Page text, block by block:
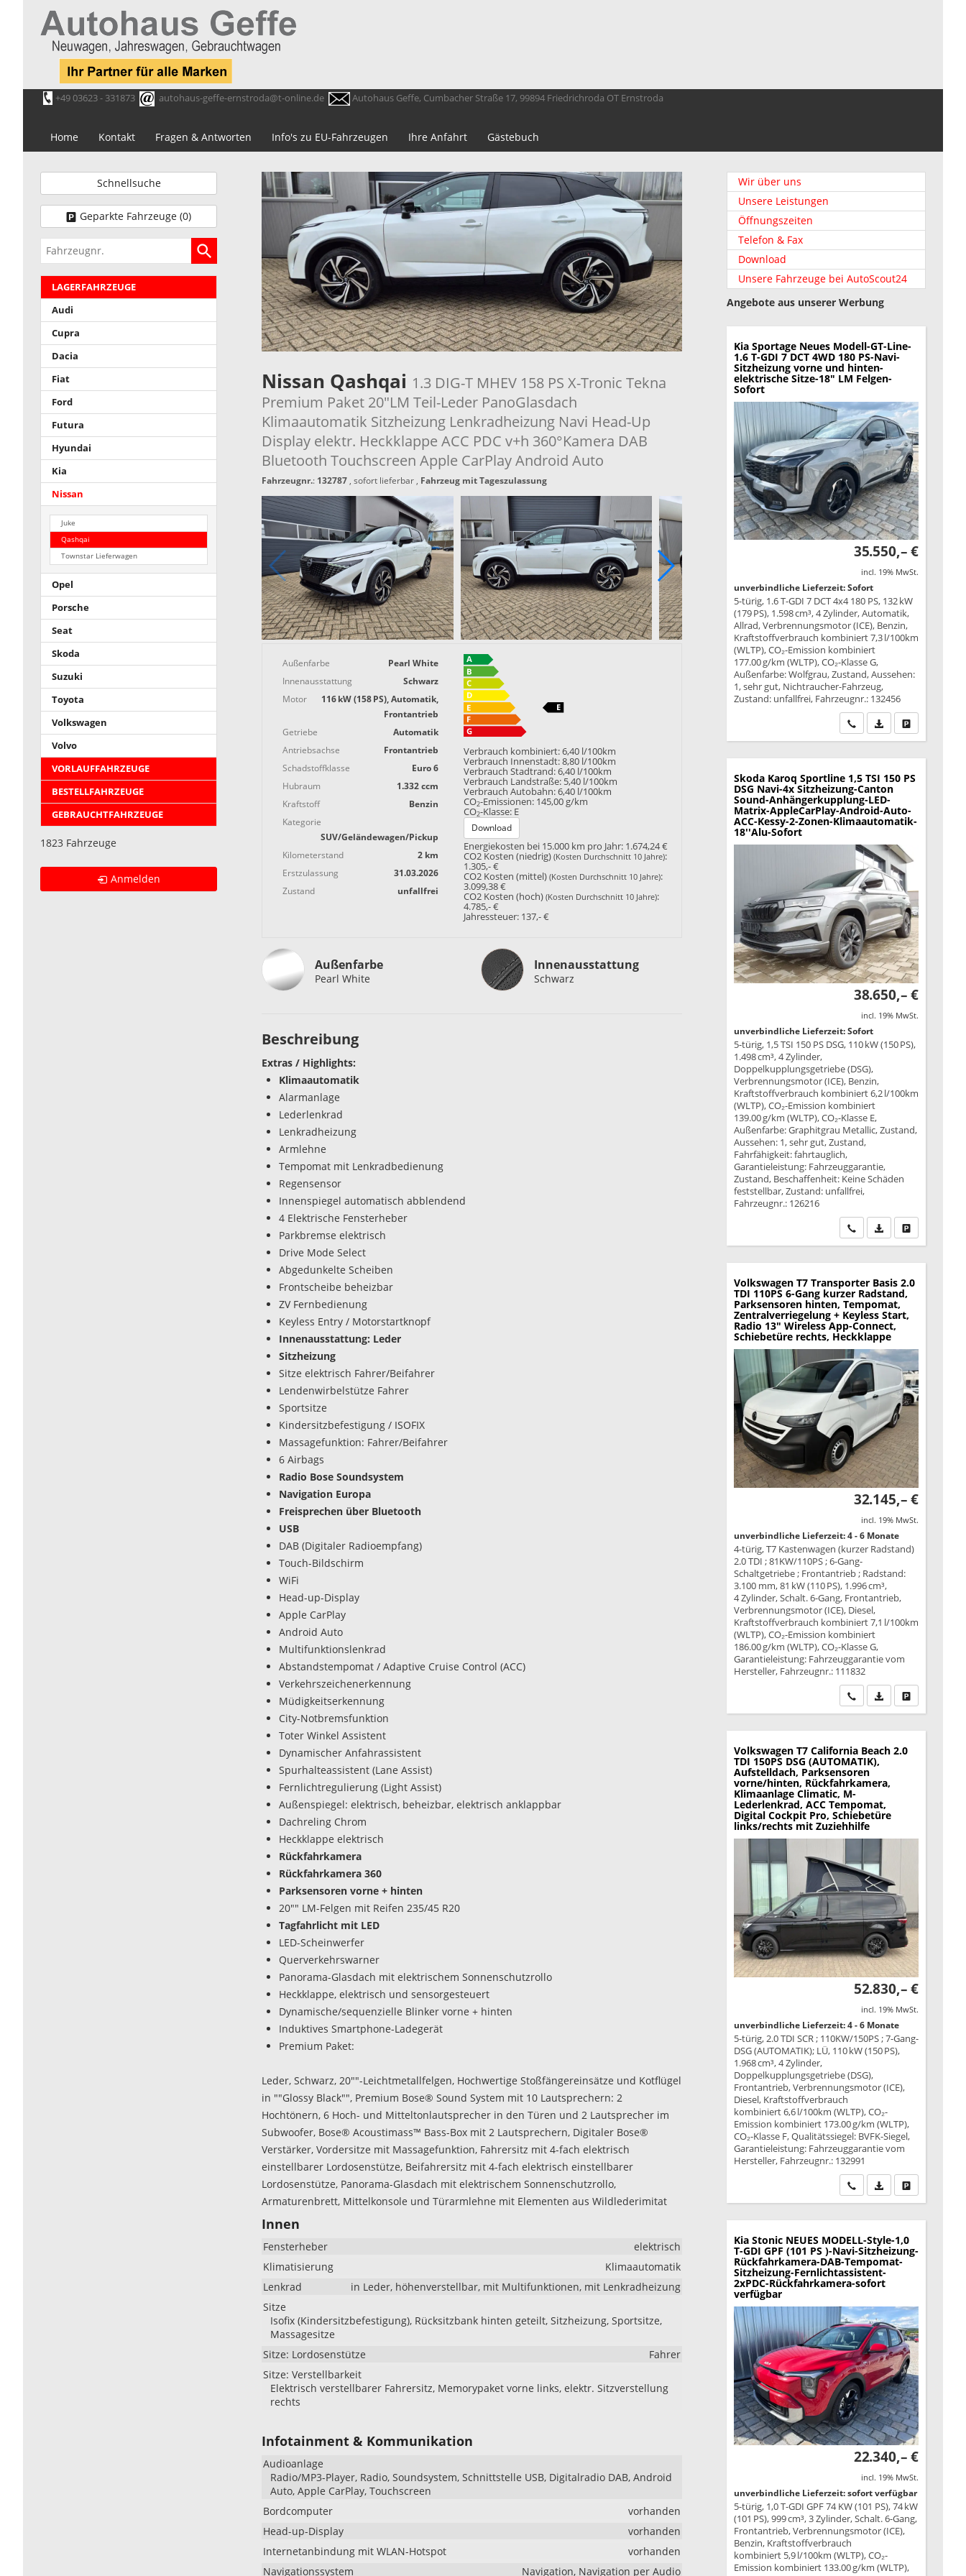
+49 03623 - 331873 autohaus-geffe-ernstroda@t-online.de Autohaus Geffe, Cumbacher Straße 17, 99894 Friedrichroda OT Ernstroda
Home Kontakt Fragen & Antworten Info's zu EU-Fahrzeugen Ihre Anfahrt Gästebuch
Nissan Qashqai 1.3 DIG-T MHEV 158 PS X-Tronic Tekna
Premium Paket 20"LM Teil-Leder PanoGlasdach
Klimaautomatik Sitzheizung Lenkradheizung Navi Head-Up
Display elektr. Heckklappe ACC PDC v+h 360°Kamera DAB
Bluetooth Touchscreen Apple CarPlay Android Auto
Fahrzeugnr.: 132787, sofort lieferbar, Fahrzeug mit Tageszulassung
Außenfarbe
Pearl White
Innenausstattung
Schwarz
Motor
116 kW (158 PS), Automatik,
Frontantrieb
Getriebe
Automatik
Antriebsachse
Frontantrieb
Schadstoffklasse
Euro 6
Hubraum
1.332 ccm
Kraftstoff
Benzin
Kategorie
SUV/Geländewagen/Pickup
Kilometerstand
2 km
Erstzulassung
31.03.2026
Zustand
unfallfrei
Verbrauch kombiniert: 6,40 l/100km
Verbrauch Innenstadt: 8,80 l/100km
Verbrauch Stadtrand: 6,40 l/100km
Verbrauch Landstraße: 5,40 l/100km
Verbrauch Autobahn: 6,40 l/100km
CO2-Emissionen: 145,00 g/km
CO2-Klasse: E
Download
Energiekosten bei 15.000 km pro Jahr: 1.674,24 €
CO2 Kosten (niedrig)(Kosten Durchschnitt 10 Jahre):
1.305,- €
CO2 Kosten (mittel)(Kosten Durchschnitt 10 Jahre):
3.099,38 €
CO2 Kosten (hoch)(Kosten Durchschnitt 10 Jahre):
4.785,- €
Jahressteuer: 137,- €
Außenfarbe
Pearl White
Innenausstattung
Innenausstattung
Schwarz
Beschreibung
Extras / Highlights:
Klimaautomatik
Alarmanlage
Lederlenkrad
Lenkradheizung
Armlehne
Tempomat mit Lenkradbedienung
Regensensor
Innenspiegel automatisch abblendend
4 Elektrische Fensterheber
Parkbremse elektrisch
Drive Mode Select
Abgedunkelte Scheiben
Frontscheibe beheizbar
ZV Fernbedienung
Keyless Entry / Motorstartknopf
Innenausstattung: Leder
Sitzheizung
Sitze elektrisch Fahrer/Beifahrer
Lendenwirbelstütze Fahrer
Sportsitze
Kindersitzbefestigung / ISOFIX
Massagefunktion: Fahrer/Beifahrer
6 Airbags
Radio Bose Soundsystem
Navigation Europa
Freisprechen über Bluetooth
USB
DAB (Digitaler Radioempfang)
Touch-Bildschirm
WiFi
Head-up-Display
Apple CarPlay
Android Auto
Multifunktionslenkrad
Abstandstempomat / Adaptive Cruise Control (ACC)
Verkehrszeichenerkennung
Müdigkeitserkennung
City-Notbremsfunktion
Toter Winkel Assistent
Dynamischer Anfahrassistent
Spurhalteassistent (Lane Assist)
Fernlichtregulierung (Light Assist)
Außenspiegel: elektrisch, beheizbar, elektrisch anklappbar
Dachreling Chrom
Heckklappe elektrisch
Rückfahrkamera
Rückfahrkamera 360
Parksensoren vorne + hinten
20"" LM-Felgen mit Reifen 235/45 R20
Tagfahrlicht mit LED
LED-Scheinwerfer
Querverkehrswarner
Panorama-Glasdach mit elektrischem Sonnenschutzrollo
Heckklappe, elektrisch und sensorgesteuert
Dynamische/sequenzielle Blinker vorne + hinten
Induktives Smartphone-Ladegerät
Premium Paket:
Leder, Schwarz, 20""-Leichtmetallfelgen, Hochwertige Stoßfängereinsätze und Kotflügel
in ""Glossy Black"", Premium Bose® Sound System mit 10 Lautsprechern: 2
Hochtönern, 6 Hoch- und Mitteltonlautsprecher in den Türen und 2 Lautsprecher im
Subwoofer, Bose® Acoustimass™ Bass-Box mit 2 Lautsprechern, Digitaler Bose®
Verstärker, Vordersitze mit Massagefunktion, Fahrersitz mit 4-fach elektrisch
einstellbarer Lordosenstütze, Beifahrersitz mit 4-fach elektrisch einstellbarer
Lordosenstütze, Panorama-Glasdach mit elektrischem Sonnenschutzrollo,
Armaturenbrett, Mittelkonsole und Türarmlehne mit Elementen aus Wildlederimitat
Innen
Fensterheber
elektrisch
Klimatisierung
Klimaautomatik
Lenkrad
in Leder, höhenverstellbar, mit Multifunktionen, mit Lenkradheizung
Sitze
Isofix (Kindersitzbefestigung), Rücksitzbank hinten geteilt, Sitzheizung, Sportsitze,
Massagesitze
Sitze: Lordosenstütze
Fahrer
Sitze: Verstellbarkeit
Elektrisch verstellbarer Fahrersitz, Memorypaket vorne links, elektr. Sitzverstellung
rechts
Infotainment & Kommunikation
Audioanlage
Radio/MP3-Player, Radio, Soundsystem, Schnittstelle USB, Digitalradio DAB, Android
Auto, Apple CarPlay, Touchscreen
Bordcomputer
vorhanden
Head-up-Display
vorhanden
Internetanbindung mit WLAN-Hotspot
vorhanden
Navigationssystem
Navigation, Navigation per Audio
Schnellsuche
Geparkte Fahrzeuge (0)
Fahrzeugnr.
LAGERFAHRZEUGE
Audi
Cupra
Dacia
Fiat
Ford
Futura
Hyundai
Kia
Nissan
Juke
Qashqai
Townstar Lieferwagen
Opel
Porsche
Seat
Skoda
Suzuki
Toyota
Volkswagen
Volvo
VORLAUFFAHRZEUGE
BESTELLFAHRZEUGE
GEBRAUCHTFAHRZEUGE
1823 Fahrzeuge
Anmelden
Wir über uns
Unsere Leistungen
Öffnungszeiten
Telefon & Fax
Download
Unsere Fahrzeuge bei AutoScout24
Angebote aus unserer Werbung
Kia Sportage Neues Modell-GT-Line-
1.6 T-GDI 7 DCT 4WD 180 PS-Navi-
Sitzheizung vorne und hinten-
elektrische Sitze-18" LM Felgen-
Sofort
35.550,– €
incl. 19% MwSt.
unverbindliche Lieferzeit: Sofort
5-türig, 1.6 T-GDI 7 DCT 4x4 180 PS, 132 kW
(179 PS), 1.598 cm³, 4 Zylinder, Automatik,
Allrad, Verbrennungsmotor (ICE), Benzin,
Kraftstoffverbrauch kombiniert 7,3 l/100km
(WLTP), CO₂-Emission kombiniert
177.00 g/km (WLTP), CO₂-Klasse G,
Außenfarbe: Wolfgrau, Zustand, Aussehen:
1, sehr gut, Nichtraucher-Fahrzeug,
Zustand: unfallfrei, Fahrzeugnr.: 132456
Wir rufen Sie an
PDF-Datei,Drucken,
Skoda Karoq Sportline 1,5 TSI 150 PS
DSG Navi-4x Sitzheizung-Canton
Sound-Anhängerkupplung-LED-
Matrix-AppleCarPlay-Android-Auto-
ACC-Kessy-2-Zonen-Klimaautomatik-
18''Alu-Sofort
38.650,– €
incl. 19% MwSt.
unverbindliche Lieferzeit: Sofort
5-türig, 1,5 TSI 150 PS DSG, 110 kW (150 PS),
1.498 cm³, 4 Zylinder,
Doppelkupplungsgetriebe (DSG),
Verbrennungsmotor (ICE), Benzin,
Kraftstoffverbrauch kombiniert 6,2 l/100km
(WLTP), CO₂-Emission kombiniert
139.00 g/km (WLTP), CO₂-Klasse E,
Außenfarbe: Graphitgrau Metallic, Zustand,
Aussehen: 1, sehr gut, Zustand,
Fahrfähigkeit: fahrtauglich,
Garantieleistung: Fahrzeuggarantie,
Zustand, Beschaffenheit: Keine Schäden
feststellbar, Zustand: unfallfrei,
Fahrzeugnr.: 126216
Wir rufen Sie an
PDF-Datei,Drucken,
Volkswagen T7 Transporter Basis 2.0
TDI 110PS 6-Gang kurzer Radstand,
Parksensoren hinten, Tempomat,
Zentralverriegelung + Keyless Start,
Radio 13" Wireless App-Connect,
Schiebetüre rechts, Heckklappe
32.145,– €
incl. 19% MwSt.
unverbindliche Lieferzeit: 4 - 6 Monate
4-türig, T7 Kastenwagen (kurzer Radstand)
2.0 TDI ; 81KW/110PS ; 6-Gang-
Schaltgetriebe ; Frontantrieb ; Radstand:
3.100 mm, 81 kW (110 PS), 1.996 cm³,
4 Zylinder, Schalt. 6-Gang, Frontantrieb,
Verbrennungsmotor (ICE), Diesel,
Kraftstoffverbrauch kombiniert 7,1 l/100km
(WLTP), CO₂-Emission kombiniert
186.00 g/km (WLTP), CO₂-Klasse G,
Garantieleistung: Fahrzeuggarantie vom
Hersteller, Fahrzeugnr.: 111832
Wir rufen Sie an
PDF-Datei,Drucken,
Volkswagen T7 California Beach 2.0
TDI 150PS DSG (AUTOMATIK),
Aufstelldach, Parksensoren
vorne/hinten, Rückfahrkamera,
Klimaanlage Climatic, M-
Lederlenkrad, ACC Tempomat,
Digital Cockpit Pro, Schiebetüre
links/rechts mit Zuziehhilfe
52.830,– €
incl. 19% MwSt.
unverbindliche Lieferzeit: 4 - 6 Monate
5-türig, 2.0 TDI SCR ; 110KW/150PS ; 7-Gang-
DSG (AUTOMATIK); LÜ, 110 kW (150 PS),
1.968 cm³, 4 Zylinder,
Doppelkupplungsgetriebe (DSG),
Frontantrieb, Verbrennungsmotor (ICE),
Diesel, Kraftstoffverbrauch
kombiniert 6,6 l/100km (WLTP), CO₂-
Emission kombiniert 173.00 g/km (WLTP),
CO₂-Klasse F, Qualitätssiegel: BVFK-Siegel,
Garantieleistung: Fahrzeuggarantie vom
Hersteller, Fahrzeugnr.: 132991
Wir rufen Sie an
PDF-Datei,Drucken,
Kia Stonic NEUES MODELL-Style-1,0
T-GDI GPF (101 PS )-Navi-Sitzheizung-
Rückfahrkamera-DAB-Tempomat-
Sitzheizung-Fernlichtassistent-
2xPDC-Rückfahrkamera-sofort
verfügbar
22.340,– €
incl. 19% MwSt.
unverbindliche Lieferzeit: sofort verfügbar
5-türig, 1,0 T-GDI GPF 74 KW (101 PS), 74 kW
(101 PS), 999 cm³, 3 Zylinder, Schalt. 6-Gang,
Frontantrieb, Verbrennungsmotor (ICE),
Benzin, Kraftstoffverbrauch
kombiniert 5,9 l/100km (WLTP), CO₂-
Emission kombiniert 133.00 g/km (WLTP),